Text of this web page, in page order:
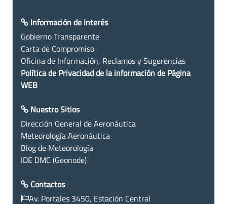
Información de Interés
Gobierno Transparente
Carta de Compromiso
Oficina de Información, Reclamos y Sugerencias
Política de Privacidad de la información de Página
WEB
Nuestro Sitios
Dirección General de Aeronáutica
Meteorología Aeronáutica
Blog de Meteorología
IDE DMC (Geonode)
Contactos
Av. Portales 3450, Estación Central